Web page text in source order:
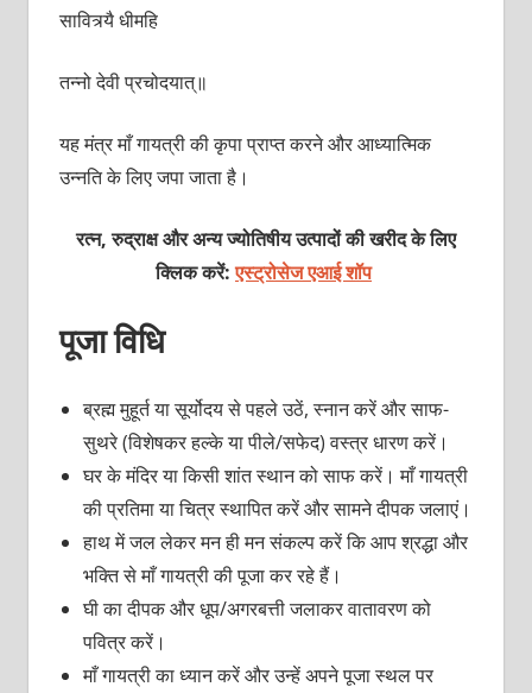
सावित्र्यै धीमहि
तन्नो देवी प्रचोदयात्॥
यह मंत्र माँ गायत्री की कृपा प्राप्त करने और आध्यात्मिक
उन्नति के लिए जपा जाता है।
रत्न, रुद्राक्ष और अन्य ज्योतिषीय उत्पादों की खरीद के लिए
क्लिक करें:एस्ट्रोसेज एआई शॉप
पूजा विधि
ब्रह्म मुहूर्त या सूर्योदय से पहले उठें, स्नान करें और साफ-
सुथरे (विशेषकर हल्के या पीले/सफेद) वस्त्र धारण करें।
घर के मंदिर या किसी शांत स्थान को साफ करें। माँ गायत्री
की प्रतिमा या चित्र स्थापित करें और सामने दीपक जलाएं।
हाथ में जल लेकर मन ही मन संकल्प करें कि आप श्रद्धा और
भक्ति से माँ गायत्री की पूजा कर रहे हैं।
घी का दीपक और धूप/अगरबत्ती जलाकर वातावरण को
पवित्र करें।
माँ गायत्री का ध्यान करें और उन्हें अपने पूजा स्थल पर